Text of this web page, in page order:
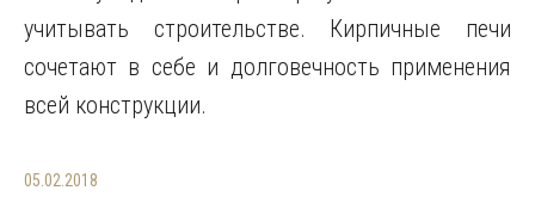
учитывать строительстве. Кирпичные печи
сочетают в себе и долговечность применения
всей конструкции.
05.02.2018